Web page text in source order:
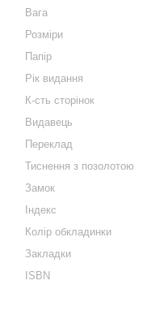
Вага
Розміри
Папір
Рік видання
К-сть сторінок
Видавець
Переклад
Тиснення з позолотою
Замок
Індекс
Колір обкладинки
Закладки
ISBN